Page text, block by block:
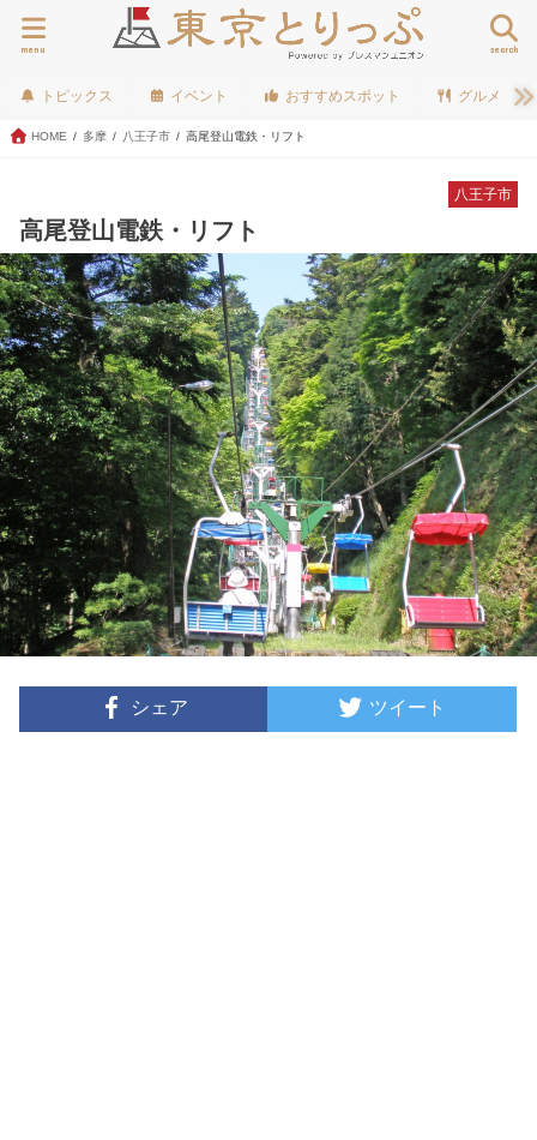
search
menu
トピックス イベント おすすめスポット グルメ
HOME 多摩 八王子市 高尾登山電鉄・リフト
八王子市
高尾登山電鉄・リフト
シェア ツイート